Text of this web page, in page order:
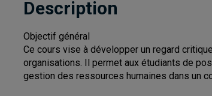
Description
Objectif général
Ce cours vise à développer un regard
organisations. Il permet aux étudiants de
gestion des ressources humaines dans un